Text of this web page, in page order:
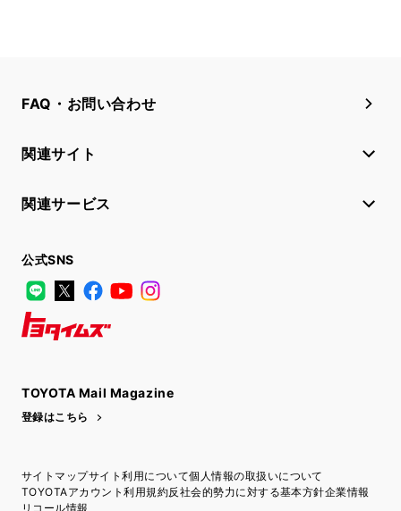
FAQ・お問い合わせ
関連サイト
関連サービス
公式SNS
LINE
X FacebookYouTube
TOYOTA Mail Magazine
登録はこちら
サイトマップサイト利用について個人情報の取扱いについて
TOYOTAアカウント利用規約反社会的勢力に対する基本方針企業情報
リコール情報